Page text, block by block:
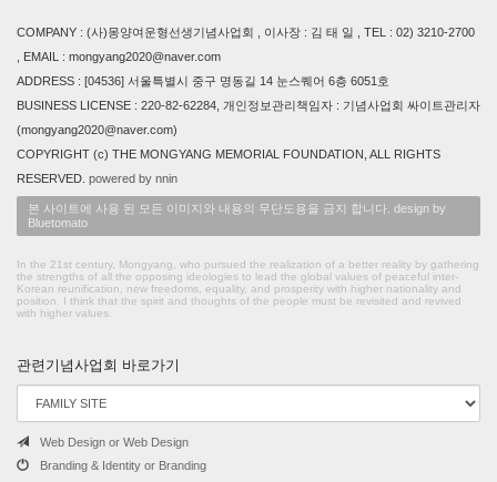
COMPANY : (사)몽양여운형선생기념사업회 , 이사장 : 김 태 일 , TEL : 02) 3210-2700
, EMAIL : mongyang2020@naver.com
ADDRESS : [04536] 서울특별시 중구 명동길 14 눈스퀘어 6층 6051호
BUSINESS LICENSE : 220-82-62284, 개인정보관리책임자 : 기념사업회 싸이트관리자
(mongyang2020@naver.com)
COPYRIGHT (c) THE MONGYANG MEMORIAL FOUNDATION, ALL RIGHTS
RESERVED. powered by nnin
본 사이트에 사용 된 모든 이미지와 내용의 무단도용을 금지 합니다. design by
Bluetomato
In the 21st century, Mongyang, who pursued the realization of a better reality by gathering
the strengths of all the opposing ideologies to lead the global values of peaceful inter-
Korean reunification, new freedoms, equality, and prosperity with higher nationality and
position. I think that the spirit and thoughts of the people must be revisited and revived
with higher values.
관련기념사업회 바로가기
Web Design or Web Design
Branding & Identity or Branding